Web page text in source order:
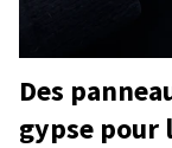
Des
gypse pour